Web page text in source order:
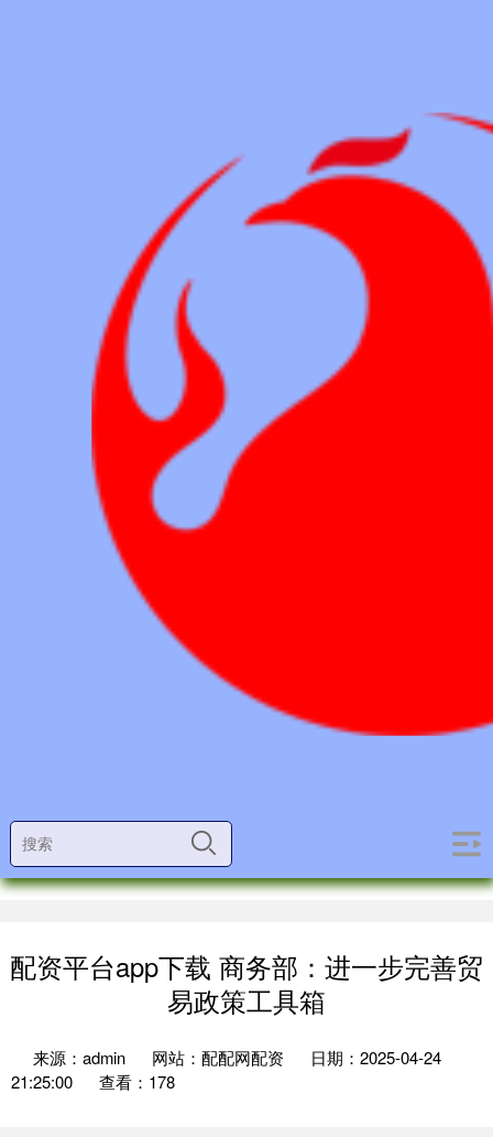
配资平台app下载 商务部：进一步完善贸
易政策工具箱
来源：admin 网站：配配网配资
日期：2025-04-24
21:25:00
查看：178